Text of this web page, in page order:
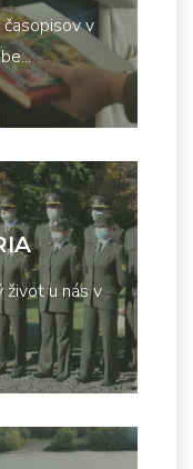
časopisov v
život u nás v